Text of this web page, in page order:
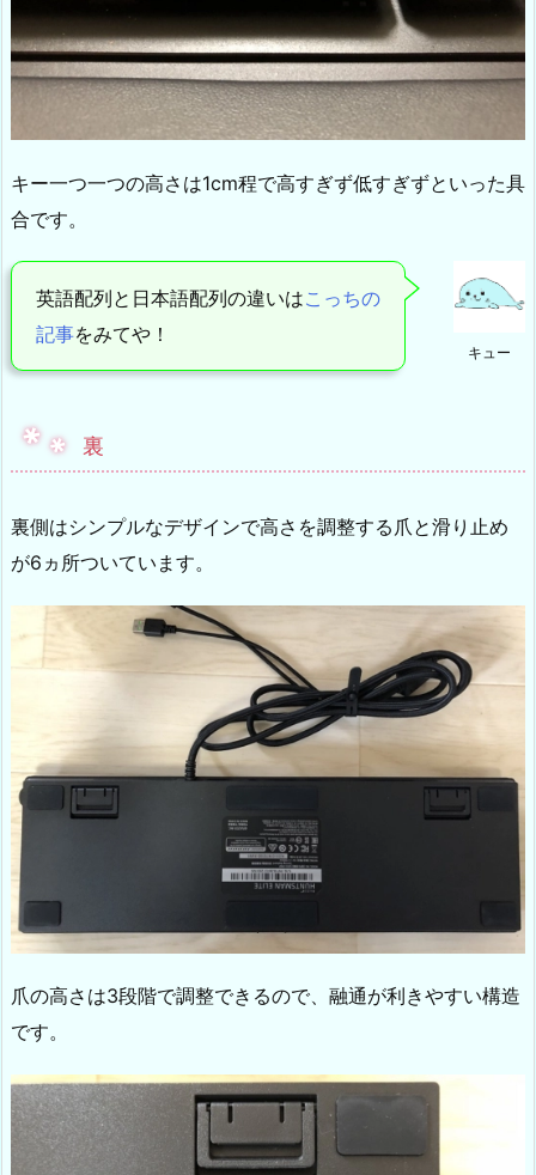
キー一つ一つの高さは1cm程で高すぎず低すぎずといった具
合です。
キュー
英語配列と日本語配列の違いはこっちの
記事をみてや！
裏
裏側はシンプルなデザインで高さを調整する爪と滑り止め
が6ヵ所ついています。
爪の高さは3段階で調整できるので、融通が利きやすい構造
です。